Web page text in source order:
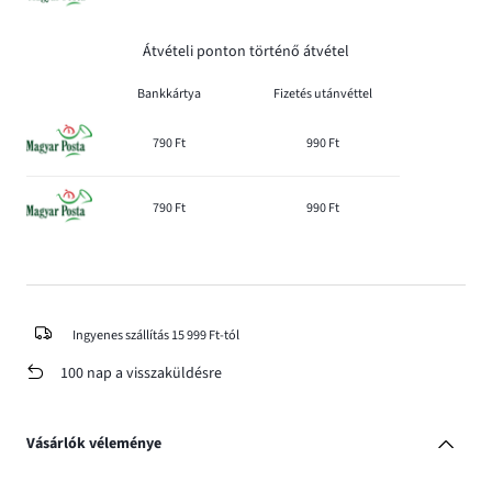
Átvételi ponton történő átvétel
Bankkártya Fizetés utánvéttel
790 Ft 990 Ft
790 Ft 990 Ft
Ingyenes szállítás 15 999 Ft-tól
100 nap a visszaküldésre
Vásárlók véleménye